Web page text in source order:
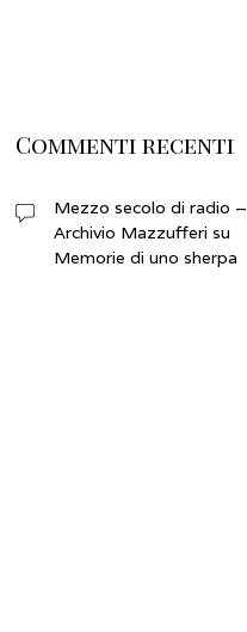
Commenti recenti
Mezzo secolo di radio –
Archivio Mazzufferi su
Memorie di uno sherpa